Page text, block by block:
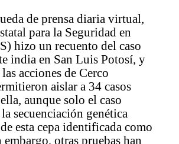
de prensa diaria virtual,
para la Seguridad en
hizo un recuento del caso
india en San Luis Potosí, y
acciones de Cerco
aislar a 34 casos
aunque solo el caso
secuenciación genética
esta cepa identificada como
otras pruebas han